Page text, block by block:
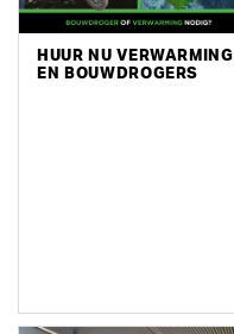
HUUR NU VERWARMING
EN BOUWDROGERS